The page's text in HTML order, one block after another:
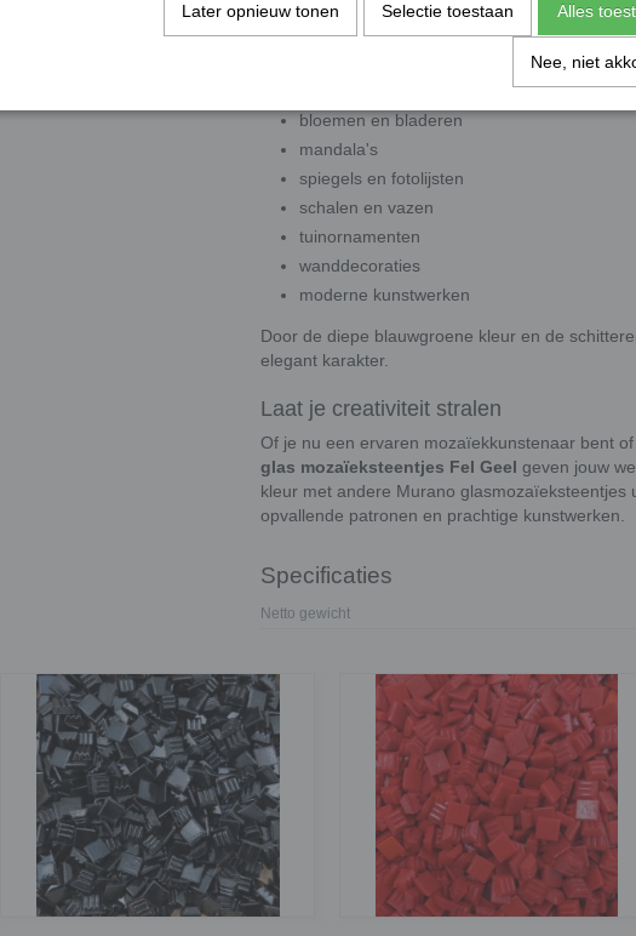
Perfect voor creatieve
zee- en onderwatermozaïeken
bloemen en bladeren
mandala's
spiegels en fotolijsten
schalen en vazen
tuinornamenten
wanddecoraties
moderne kunstwerken
Door de diepe blauwgroene kleur en de
elegant karakter.
Laat je creativiteit stralen
Of je nu een ervaren mozaïekkunstenaar bent
glas mozaïeksteentjes Fel Geel geven jouw
kleur met andere Murano glasmozaïeksteentjes
opvallende patronen en prachtige kunstwerken.
Specificaties
Netto gewicht
Later opnieuw tonen Selectie toestaan Alles
Nee, niet